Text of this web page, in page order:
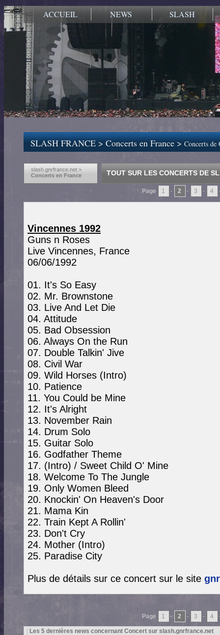
ACCUEIL NEWS SLASH
SLASH FRANCE>Concerts en France>Concerts de
slash.gnrfrance.net >
Concerts en France
TOUT SUR LES CONCERTS DE
Page 1 - 2 - 3 - 4
Vincennes 1992
Guns n Roses
Live Vincennes, France
06/06/1992
01. It's So Easy
02. Mr. Brownstone
03. Live And Let Die
04. Attitude
05. Bad Obsession
06. Always On the Run
07. Double Talkin' Jive
08. Civil War
09. Wild Horses (Intro)
10. Patience
11. You Could be Mine
12. It's Alright
13. November Rain
14. Drum Solo
15. Guitar Solo
16. Godfather Theme
17. (Intro) / Sweet Child O' Mine
18. Welcome To The Jungle
19. Only Women Bleed
20. Knockin' On Heaven's Door
21. Mama Kin
22. Train Kept A Rollin'
23. Don't Cry
24. Mother (Intro)
25. Paradise City
Plus de détails sur ce concert sur le site
Page 1 - 2 - 3 - 4
Les 5 dernières news concernant Concert sur slash.gnrfrance.net